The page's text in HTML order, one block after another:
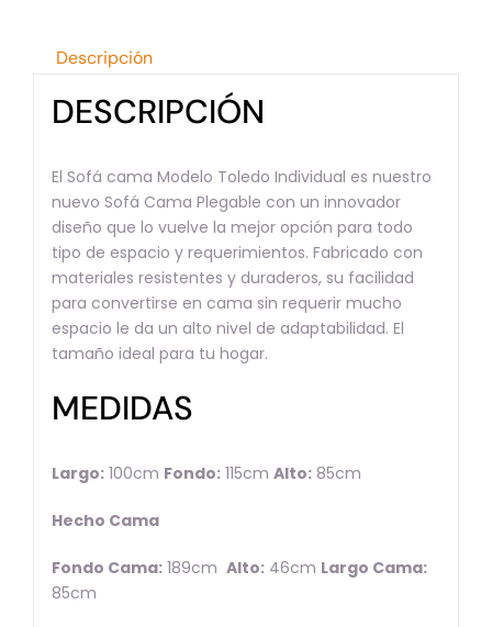
Descripción
DESCRIPCIÓN
El Sofá cama Modelo Toledo Individual es nuestro
nuevo Sofá Cama Plegable con un innovador
diseño que lo vuelve la mejor opción para todo
tipo de espacio y requerimientos. Fabricado con
materiales resistentes y duraderos, su facilidad
para convertirse en cama sin requerir mucho
espacio le da un alto nivel de adaptabilidad. El
tamaño ideal para tu hogar.
MEDIDAS
Largo:100cm Fondo:115cm Alto:85cm
Hecho Cama
Fondo Cama:189cm Alto:46cm Largo Cama:
85cm